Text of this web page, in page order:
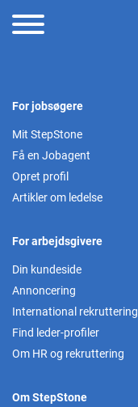
For jobsøgere
Mit StepStone
Få en Jobagent
Opret profil
Artikler om ledelse
For arbejdsgivere
Din kundeside
Annoncering
International rekruttering
Find leder-profiler
Om HR og rekruttering
Om StepStone